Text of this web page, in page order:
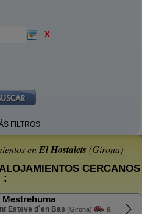
X
FILTROS
enEl Hostalets(Girona)
CERCANOS
:
Esteve d´en Bas (Girona)
a